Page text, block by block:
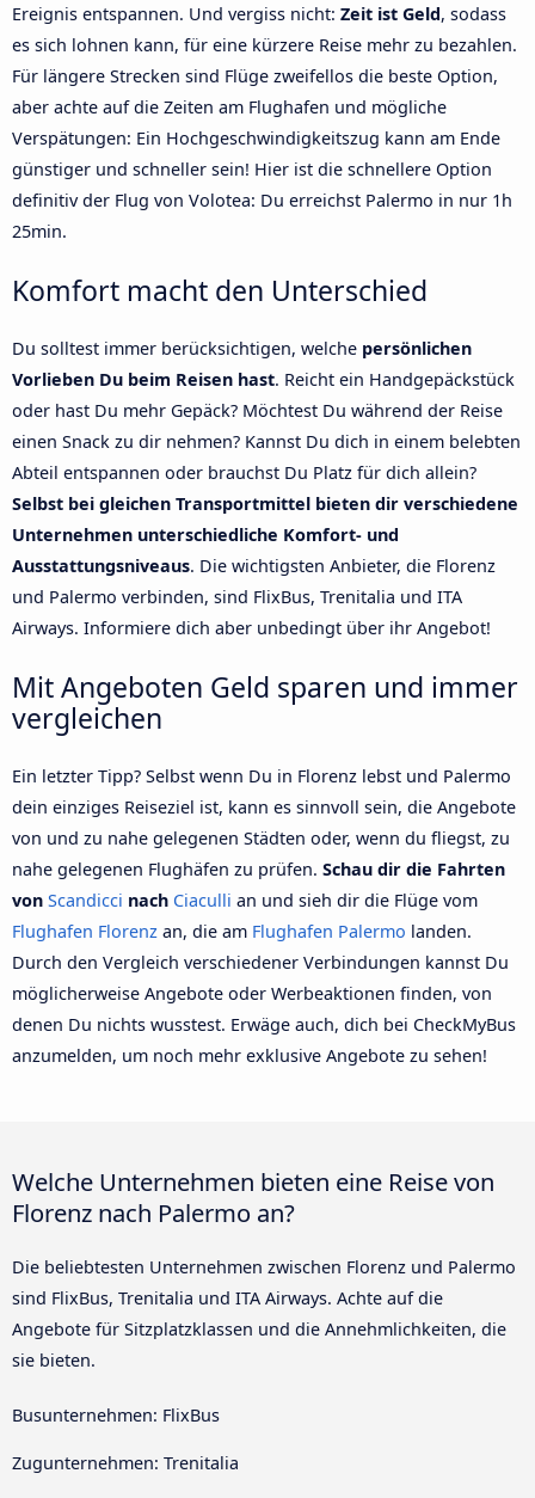
Ereignis entspannen. Und vergiss nicht: Zeit ist Geld, sodass
es sich lohnen kann, für eine kürzere Reise mehr zu bezahlen.
Für längere Strecken sind Flüge zweifellos die beste Option,
aber achte auf die Zeiten am Flughafen und mögliche
Verspätungen: Ein Hochgeschwindigkeitszug kann am Ende
günstiger und schneller sein! Hier ist die schnellere Option
definitiv der Flug von Volotea: Du erreichst Palermo in nur 1h
25min.
Komfort macht den Unterschied
Du solltest immer berücksichtigen, welche persönlichen
Vorlieben Du beim Reisen hast. Reicht ein Handgepäckstück
oder hast Du mehr Gepäck? Möchtest Du während der Reise
einen Snack zu dir nehmen? Kannst Du dich in einem belebten
Abteil entspannen oder brauchst Du Platz für dich allein?
Selbst bei gleichen Transportmittel bieten dir verschiedene
Unternehmen unterschiedliche Komfort- und
Ausstattungsniveaus. Die wichtigsten Anbieter, die Florenz
und Palermo verbinden, sind FlixBus, Trenitalia und ITA
Airways. Informiere dich aber unbedingt über ihr Angebot!
Mit Angeboten Geld sparen und immer
vergleichen
Ein letzter Tipp? Selbst wenn Du in Florenz lebst und Palermo
dein einziges Reiseziel ist, kann es sinnvoll sein, die Angebote
von und zu nahe gelegenen Städten oder, wenn du fliegst, zu
nahe gelegenen Flughäfen zu prüfen. Schau dir die Fahrten
von Scandicci nach Ciaculli an und sieh dir die Flüge vom
Flughafen Florenz an, die am Flughafen Palermo landen.
Durch den Vergleich verschiedener Verbindungen kannst Du
möglicherweise Angebote oder Werbeaktionen finden, von
denen Du nichts wusstest. Erwäge auch, dich bei CheckMyBus
anzumelden, um noch mehr exklusive Angebote zu sehen!
Welche Unternehmen bieten eine Reise von
Florenz nach Palermo an?
Die beliebtesten Unternehmen zwischen Florenz und Palermo
sind FlixBus, Trenitalia und ITA Airways. Achte auf die
Angebote für Sitzplatzklassen und die Annehmlichkeiten, die
sie bieten.
Busunternehmen: FlixBus
Zugunternehmen: Trenitalia